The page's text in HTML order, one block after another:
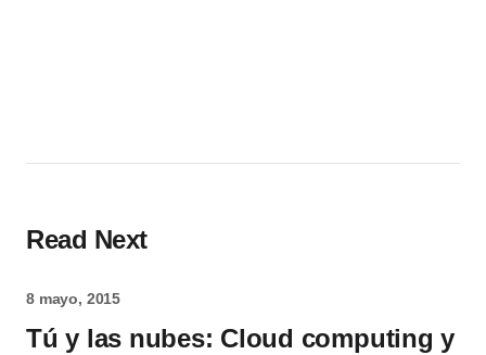
Read Next
8 mayo, 2015
Tú y las nubes: Cloud computing y